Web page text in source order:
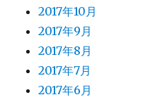
2017年10月
2017年9月
2017年8月
2017年7月
2017年6月